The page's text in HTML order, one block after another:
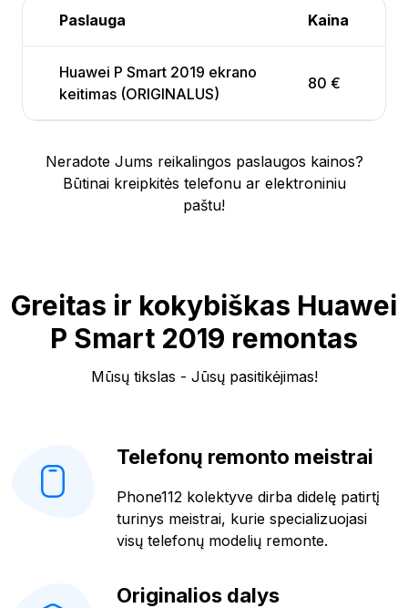
Paslauga Kaina
Huawei P Smart 2019 ekrano
keitimas (ORIGINALUS)
80 €
Neradote Jums reikalingos paslaugos kainos?
Būtinai kreipkitės telefonu ar elektroniniu
paštu!
Greitas ir kokybiškas Huawei
P Smart 2019 remontas
Mūsų tikslas - Jūsų pasitikėjimas!
Telefonų remonto meistrai
Phone112 kolektyve dirba didelę patirtį
turinys meistrai, kurie specializuojasi
visų telefonų modelių remonte.
Originalios dalys